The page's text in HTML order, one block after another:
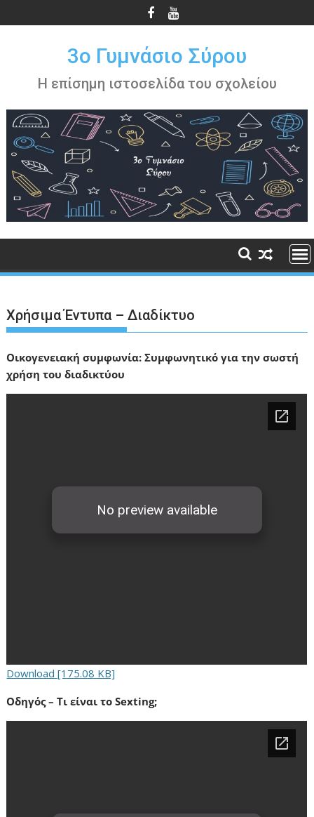
στο
3ο Γυμνάσιο Σύρου
Η επίσημη ιστοσελίδα του σχολείου
Χρήσιμα Έντυπα – Διαδίκτυο
Οικογενειακή συμφωνία: Συμφωνητικό για την σωστή
χρήση του διαδικτύου
Download [175.08 KB]
Οδηγός – Τι είναι το Sexting;